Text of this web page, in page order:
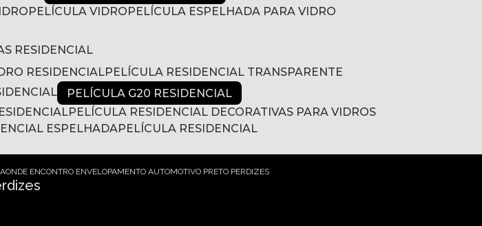
PELÍCULA VIDRO
PELÍCULA ESPELHADA PARA VIDRO
RESIDENCIAL
RESIDENCIAL
PELÍCULA RESIDENCIAL TRANSPARENTE
PELÍCULA G20 RESIDENCIAL
PELÍCULA RESIDENCIAL DECORATIVAS PARA VIDROS
ESPELHADA PELÍCULA RESIDENCIAL
ONDE ENCONTRO ENVELOPAMENTO AUTOMOTIVO PRETO PERDIZES